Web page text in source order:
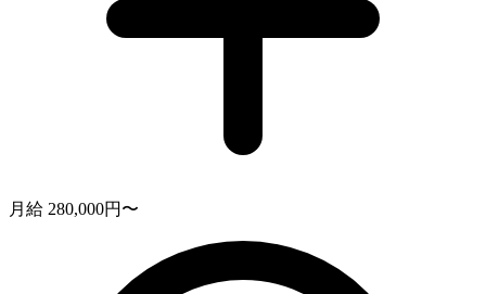
月給 280,000円〜